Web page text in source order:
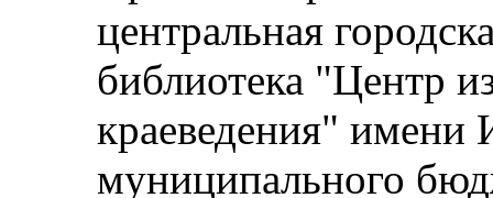
центральная
библиотека "Центр
краеведения" имени
муниципального